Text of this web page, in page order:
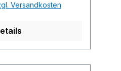
Versandkosten